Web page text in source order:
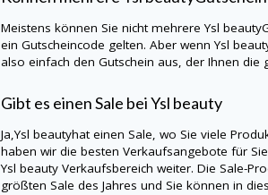
Meistens können Sie nicht mehrereYsl beauty
ein Gutscheincode gelten. Aber wennYsl
also einfach den Gutschein aus, der Ihnen
Gibt es einen Sale beiYsl beauty
Ja,Ysl beautyhat einen Sale, wo Sie viele
haben wir die besten Verkaufsangebote für
Ysl beautyVerkaufsbereich weiter. Die Sale-
größten Sale des Jahres und Sie können in